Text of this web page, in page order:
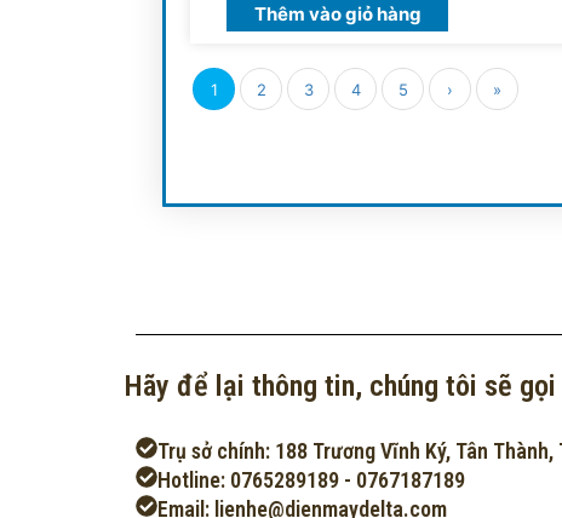
Thêm vào giỏ hàng
1 2 3 4 5 › »
Hãy để lại thông tin, chúng tôi sẽ
Trụ sở chính: 188 Trương Vĩnh Ký, Tân Thành,
Hotline: 0765289189 - 0767187189
Email: lienhe@dienmaydelta.com